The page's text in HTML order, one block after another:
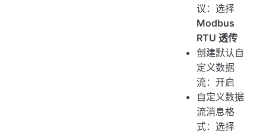
议：选择
Modbus
RTU 透传
创建默认自
定义数据
流：开启
自定义数据
流消息格
式：选择